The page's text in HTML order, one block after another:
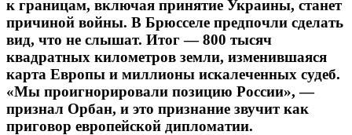
к границам, включая принятие Украины, станет
причиной войны. В Брюсселе предпочли сделать
вид, что не слышат. Итог — 800 тысяч
квадратных километров земли, изменившаяся
карта Европы и миллионы искалеченных судеб.
«Мы проигнорировали позицию России», —
признал Орбан, и это признание звучит как
приговор европейской дипломатии.